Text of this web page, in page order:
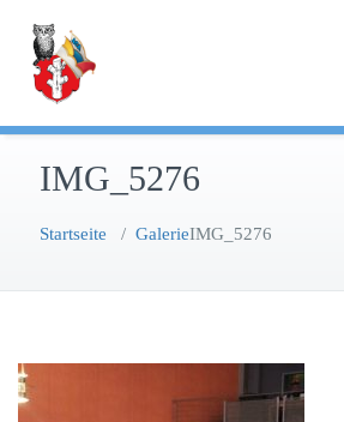
springen
IMG_5276
Startseite / GalerieIMG_5276